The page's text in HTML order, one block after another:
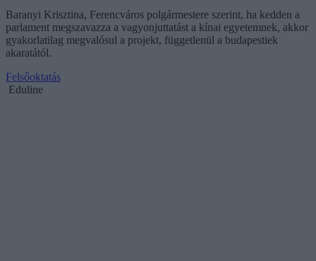
Baranyi Krisztina, Ferencváros polgármestere szerint, ha kedden a
parlament megszavazza a vagyonjuttatást a kínai egyetemnek, akkor
gyakorlatilag megvalósul a projekt, függetlenül a budapestiek
akaratától.
Felsőoktatás
Eduline